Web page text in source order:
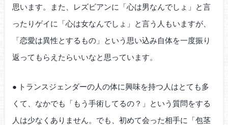
思います。また、レズビアンに「心は男なんでしょ」と言
ったりゲイに「心は女なんでしょ」と言う人もいますが、
「恋愛は異性とするもの」という思い込み自体を一度振り
返ってもらえたらいいなと思っています。
● トランスジェンダーの人の体に興味を持つ人はとても多
くて、なかでも「もう手術してるの？」という質問をする
人は少なくありません。でも、初めて会った相手に「包茎